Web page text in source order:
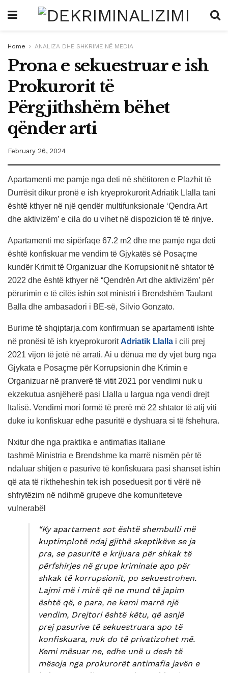
Home ANALIZA DHE SHKRIME NË MEDIA
Prona e sekuestruar e ish
Prokurorit të
Përgjithshëm bëhet
qënder arti
February 26, 2024
Apartamenti me pamje nga deti në shëtitoren e Plazhit të
Durrësit dikur pronë e ish kryeprokurorit Adriatik Llalla tani
është kthyer në një qendër multifunksionale ‘Qendra Art
dhe aktivizëm’ e cila do u vihet në dispozicion të të rinjve.
Apartamenti me sipërfaqe 67.2 m2 dhe me pamje nga deti
është konfiskuar me vendim të Gjykatës së Posaçme
kundër Krimit të Organizuar dhe Korrupsionit në shtator të
2022 dhe është kthyer në “Qendrën Art dhe aktivizëm’ për
përurimin e të cilës ishin sot ministri i Brendshëm Taulant
Balla dhe ambasadori i BE-së, Silvio Gonzato.
Burime të shqiptarja.com konfirmuan se apartamenti ishte
në pronësi të ish kryeprokurorit Adriatik Llalla i cili prej
2021 vijon të jetë në arrati. Ai u dënua me dy vjet burg nga
Gjykata e Posaçme për Korrupsionin dhe Krimin e
Organizuar në pranverë të vitit 2021 por vendimi nuk u
ekzekutua asnjëherë pasi Llalla u largua nga vendi drejt
Italisë. Vendimi mori formë të prerë më 22 shtator të atij viti
duke iu konfiskuar edhe pasuritë e dyshuara si të fshehura.
Nxitur dhe nga praktika e antimafias italiane
tashmë Ministria e Brendshme ka marrë nismën për të
ndaluar shitjen e pasurive të konfiskuara pasi shanset ishin
që ata të riktheheshin tek ish poseduesit por ti vërë në
shfrytëzim në ndihmë grupeve dhe komuniteteve
vulnerabël
“Ky apartament sot është shembulli më
kuptimplotë ndaj gjithë skeptikëve se ja
pra, se pasuritë e krijuara për shkak të
përfshirjes në grupe kriminale apo për
shkak të korrupsionit, po sekuestrohen.
Lajmi më i mirë që ne mund të japim
është që, e para, ne kemi marrë një
vendim, Drejtori është këtu, që asnjë
prej pasurive të sekuestruara apo të
konfiskuara, nuk do të privatizohet më.
Kemi mësuar ne, edhe unë u desh të
mësoja nga prokurorët antimafia javën e